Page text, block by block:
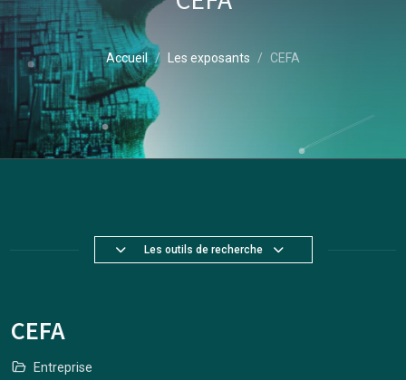
Accueil Les exposants CEFA
Les outils de recherche
CEFA
Entreprise